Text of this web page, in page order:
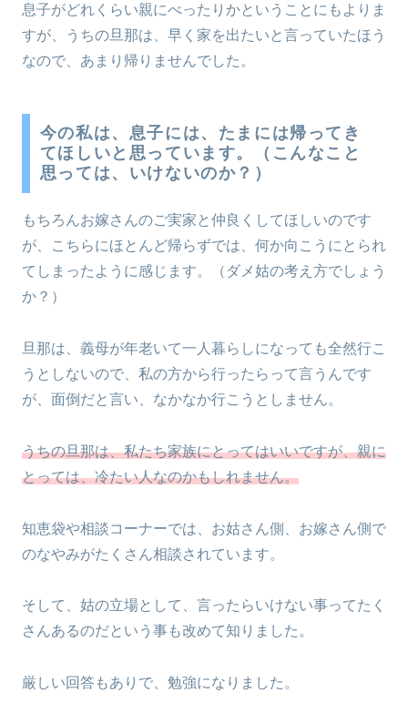
息子がどれくらい親にべったりかということにもよりま
すが、うちの旦那は、早く家を出たいと言っていたほう
なので、あまり帰りませんでした。
今の私は、息子には、たまには帰ってき
てほしいと思っています。（こんなこと
思っては、いけないのか？）
もちろんお嫁さんのご実家と仲良くしてほしいのです
が、こちらにほとんど帰らずでは、何か向こうにとられ
てしまったように感じます。（ダメ姑の考え方でしょう
か？）
旦那は、義母が年老いて一人暮らしになっても全然行こ
うとしないので、私の方から行ったらって言うんです
が、面倒だと言い、なかなか行こうとしません。
うちの旦那は、私たち家族にとってはいいですが、親に
とっては、冷たい人なのかもしれません。
知恵袋や相談コーナーでは、お姑さん側、お嫁さん側で
のなやみがたくさん相談されています。
そして、姑の立場として、言ったらいけない事ってたく
さんあるのだという事も改めて知りました。
厳しい回答もありで、勉強になりました。